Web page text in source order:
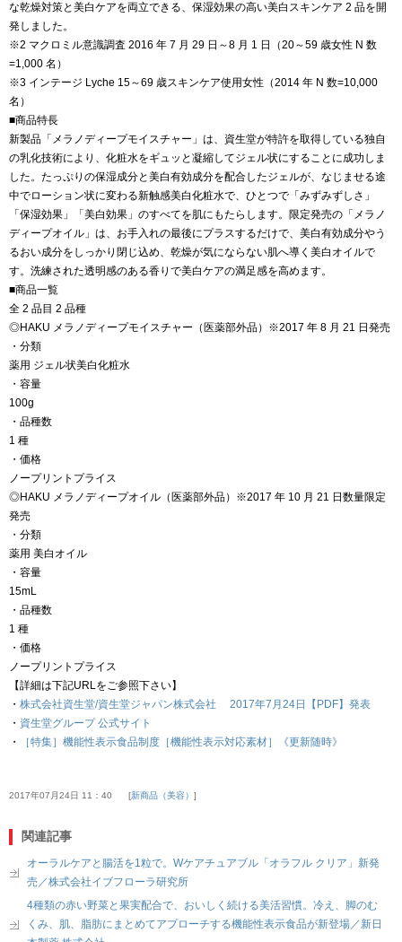
な乾燥対策と美白ケアを両立できる、保湿効果の高い美白スキンケア 2 品を開
発しました。
※2 マクロミル意識調査 2016 年 7 月 29 日～8 月 1 日（20～59 歳女性 N 数
=1,000 名）
※3 インテージ Lyche 15～69 歳スキンケア使用女性（2014 年 N 数=10,000
名）
■商品特長
新製品「メラノディープモイスチャー」は、資生堂が特許を取得している独自
の乳化技術により、化粧水をギュッと凝縮してジェル状にすることに成功しま
した。たっぷりの保湿成分と美白有効成分を配合したジェルが、なじませる途
中でローション状に変わる新触感美白化粧水で、ひとつで「みずみずしさ」
「保湿効果」「美白効果」のすべてを肌にもたらします。限定発売の「メラノ
ディープオイル」は、お手入れの最後にプラスするだけで、美白有効成分やう
るおい成分をしっかり閉じ込め、乾燥が気にならない肌へ導く美白オイルで
す。洗練された透明感のある香りで美白ケアの満足感を高めます。
■商品一覧
全 2 品目 2 品種
◎HAKU メラノディープモイスチャー（医薬部外品）※2017 年 8 月 21 日発売
・分類
薬用 ジェル状美白化粧水
・容量
100g
・品種数
1 種
・価格
ノープリントプライス
◎HAKU メラノディープオイル（医薬部外品）※2017 年 10 月 21 日数量限定
発売
・分類
薬用 美白オイル
・容量
15mL
・品種数
1 種
・価格
ノープリントプライス
【詳細は下記URLをご参照下さい】
・ 株式会社資生堂/資生堂ジャパン株式会社 2017年7月24日【PDF】発表
・ 資生堂グループ 公式サイト
・
［特集］機能性表示食品制度［機能性表示対応素材］《更新随時》
2017年07月24日 11：40 新商品（美容）
関連記事
オーラルケアと腸活を1粒で。Wケアチュアブル「オラフル クリア」新発
売／株式会社イブフローラ研究所
4種類の赤い野菜と果実配合で、おいしく続ける美活習慣。冷え、脚のむ
くみ、肌、脂肪にまとめてアプローチする機能性表示食品が新登場／新日